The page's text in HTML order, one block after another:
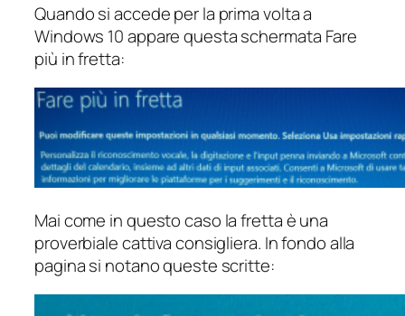
Quando si accede per la prima volta a
Windows 10 appare questa schermata Fare
più in fretta:
Mai come in questo caso la fretta è una
proverbiale cattiva consigliera. In fondo alla
pagina si notano queste scritte: